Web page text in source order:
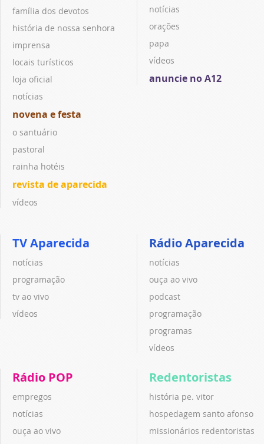
família dos devotos
história de nossa senhora
imprensa
locais turísticos
loja oficial
notícias
novena e festa
o santuário
pastoral
rainha hotéis
revista de aparecida
vídeos
notícias
orações
papa
vídeos
anuncie no A12
TV Aparecida
notícias
programação
tv ao vivo
vídeos
Rádio Aparecida
notícias
ouça ao vivo
podcast
programação
programas
vídeos
Rádio POP
empregos
notícias
ouça ao vivo
Redentoristas
história pe. vitor
hospedagem santo afonso
missionários redentoristas